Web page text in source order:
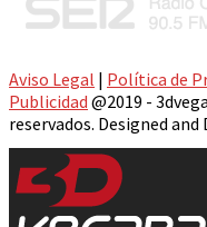
Aviso Legal | Política de
Publicidad @2019 -
reservados. Designed and